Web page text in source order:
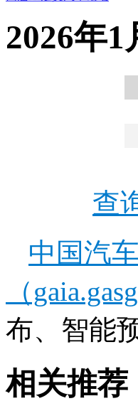
2026年
查
中国汽
（
布、智能
相关推荐